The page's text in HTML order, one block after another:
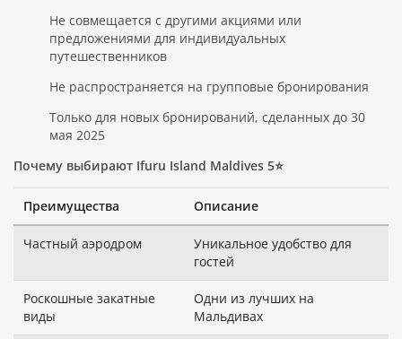
Не совмещается с другими акциями или
предложениями для индивидуальных
путешественников
Не распространяется на групповые бронирования
Только для новых бронирований, сделанных до 30
мая 2025
Почему выбирают Ifuru Island Maldives 5⭐️
Преимущества Описание
Частный аэродром
Уникальное удобство для
гостей
Роскошные закатные
виды
Одни из лучших на
Мальдивах